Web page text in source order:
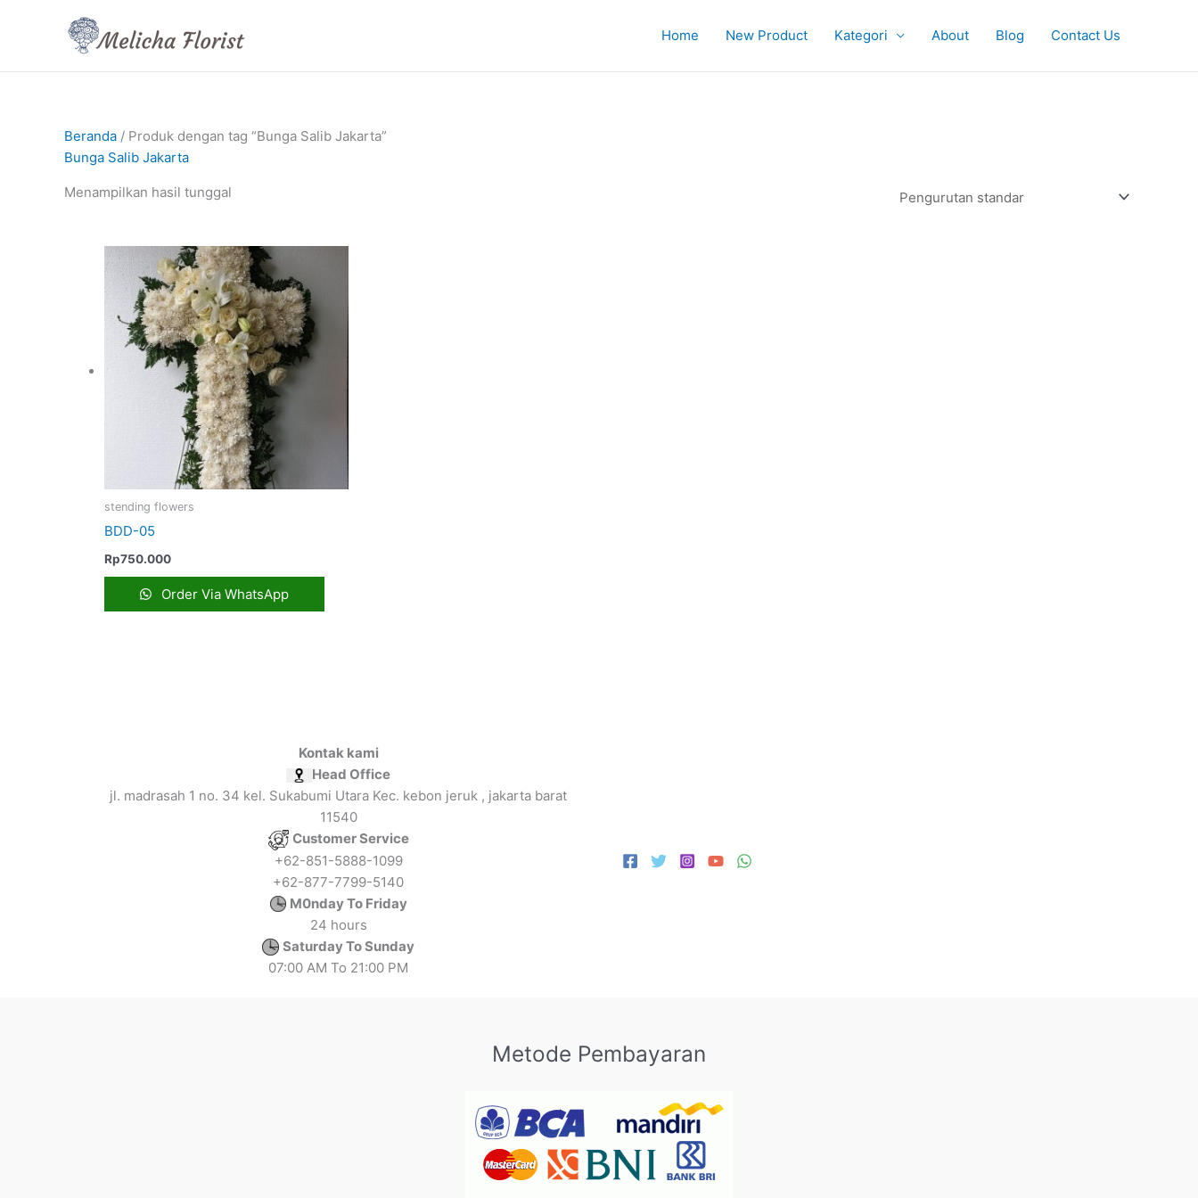
Home New Product Kategori About Blog Contact Us
Beranda / Produk dengan tag “Bunga Salib Jakarta”
Bunga Salib Jakarta
Menampilkan hasil tunggal
stending flowers
BDD-05
Rp750.000
Order Via WhatsApp
Kontak kami
Head Office
jl. madrasah 1 no. 34 kel. Sukabumi Utara Kec. kebon jeruk , jakarta barat
11540
Customer Service
+62-851-5888-1099
+62-877-7799-5140
M0nday To Friday
24 hours
Saturday To Sunday
07:00 AM To 21:00 PM
Metode Pembayaran